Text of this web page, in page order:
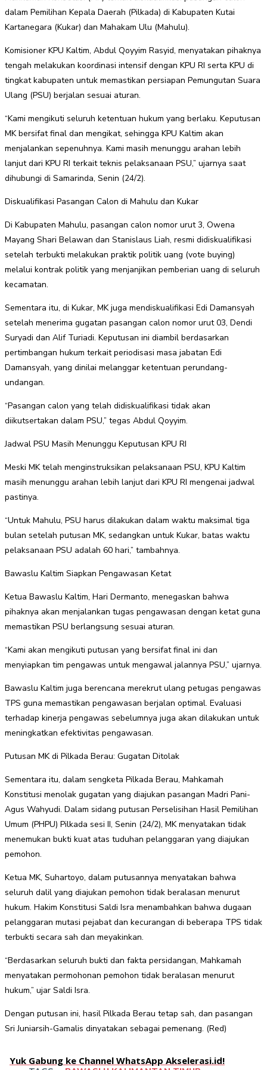
dalam Pemilihan Kepala Daerah (Pilkada) di Kabupaten Kutai
Kartanegara (Kukar) dan Mahakam Ulu (Mahulu).
Komisioner KPU Kaltim, Abdul Qoyyim Rasyid, menyatakan pihaknya
tengah melakukan koordinasi intensif dengan KPU RI serta KPU di
tingkat kabupaten untuk memastikan persiapan Pemungutan Suara
Ulang (PSU) berjalan sesuai aturan.
“Kami mengikuti seluruh ketentuan hukum yang berlaku. Keputusan
MK bersifat final dan mengikat, sehingga KPU Kaltim akan
menjalankan sepenuhnya. Kami masih menunggu arahan lebih
lanjut dari KPU RI terkait teknis pelaksanaan PSU,” ujarnya saat
dihubungi di Samarinda, Senin (24/2).
Diskualifikasi Pasangan Calon di Mahulu dan Kukar
Di Kabupaten Mahulu, pasangan calon nomor urut 3, Owena
Mayang Shari Belawan dan Stanislaus Liah, resmi didiskualifikasi
setelah terbukti melakukan praktik politik uang (vote buying)
melalui kontrak politik yang menjanjikan pemberian uang di seluruh
kecamatan.
Sementara itu, di Kukar, MK juga mendiskualifikasi Edi Damansyah
setelah menerima gugatan pasangan calon nomor urut 03, Dendi
Suryadi dan Alif Turiadi. Keputusan ini diambil berdasarkan
pertimbangan hukum terkait periodisasi masa jabatan Edi
Damansyah, yang dinilai melanggar ketentuan perundang-
undangan.
“Pasangan calon yang telah didiskualifikasi tidak akan
diikutsertakan dalam PSU,” tegas Abdul Qoyyim.
Jadwal PSU Masih Menunggu Keputusan KPU RI
Meski MK telah menginstruksikan pelaksanaan PSU, KPU Kaltim
masih menunggu arahan lebih lanjut dari KPU RI mengenai jadwal
pastinya.
“Untuk Mahulu, PSU harus dilakukan dalam waktu maksimal tiga
bulan setelah putusan MK, sedangkan untuk Kukar, batas waktu
pelaksanaan PSU adalah 60 hari,” tambahnya.
Bawaslu Kaltim Siapkan Pengawasan Ketat
Ketua Bawaslu Kaltim, Hari Dermanto, menegaskan bahwa
pihaknya akan menjalankan tugas pengawasan dengan ketat guna
memastikan PSU berlangsung sesuai aturan.
“Kami akan mengikuti putusan yang bersifat final ini dan
menyiapkan tim pengawas untuk mengawal jalannya PSU,” ujarnya.
Bawaslu Kaltim juga berencana merekrut ulang petugas pengawas
TPS guna memastikan pengawasan berjalan optimal. Evaluasi
terhadap kinerja pengawas sebelumnya juga akan dilakukan untuk
meningkatkan efektivitas pengawasan.
Putusan MK di Pilkada Berau: Gugatan Ditolak
Sementara itu, dalam sengketa Pilkada Berau, Mahkamah
Konstitusi menolak gugatan yang diajukan pasangan Madri Pani-
Agus Wahyudi. Dalam sidang putusan Perselisihan Hasil Pemilihan
Umum (PHPU) Pilkada sesi II, Senin (24/2), MK menyatakan tidak
menemukan bukti kuat atas tuduhan pelanggaran yang diajukan
pemohon.
Ketua MK, Suhartoyo, dalam putusannya menyatakan bahwa
seluruh dalil yang diajukan pemohon tidak beralasan menurut
hukum. Hakim Konstitusi Saldi Isra menambahkan bahwa dugaan
pelanggaran mutasi pejabat dan kecurangan di beberapa TPS tidak
terbukti secara sah dan meyakinkan.
“Berdasarkan seluruh bukti dan fakta persidangan, Mahkamah
menyatakan permohonan pemohon tidak beralasan menurut
hukum,” ujar Saldi Isra.
Dengan putusan ini, hasil Pilkada Berau tetap sah, dan pasangan
Sri Juniarsih-Gamalis dinyatakan sebagai pemenang. (Red)
Yuk Gabung ke Channel WhatsApp Akselerasi.id!